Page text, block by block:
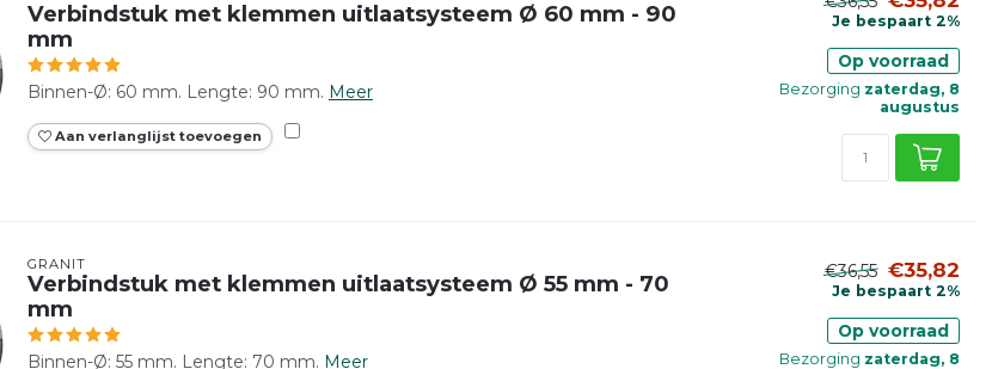
Verbindstuk met klemmen uitlaatsysteem Ø 60 mm - 90
mm
Binnen-Ø: 60 mm. Lengte: 90 mm. Meer
Aan verlanglijst toevoegen
Je bespaart 2%
Op voorraad
Bezorging zaterdag, 8
augustus
GRANIT
Verbindstuk met klemmen uitlaatsysteem Ø 55 mm - 70
mm
Binnen-Ø: 55 mm. Lengte: 70 mm. Meer
€36,55 €35,82
Je bespaart 2%
Op voorraad
Bezorging zaterdag, 8